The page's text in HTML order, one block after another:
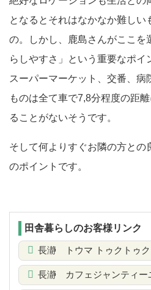
となるとそれはなかなか難しい
の。しかし、鹿島さんがここを
らしやすさ」という重要なポイ
スーパーマーケット、交番、病
ものは全て車で7,8分程度の距
ることがないそうです。
そして何よりすぐお隣の方との
のポイントです。
田舎暮らしのお客様リンク
長瀞 トウマ トゥクトゥク
長瀞 カフェジャンティー